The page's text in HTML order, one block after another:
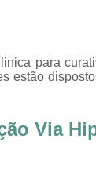
para
estão
Via